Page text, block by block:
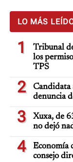
LO MÁS
1
Tribunal
los
TPS
2
Candidata
denuncia
3
Xuxa, de
no dejó
4
Economía
consejo